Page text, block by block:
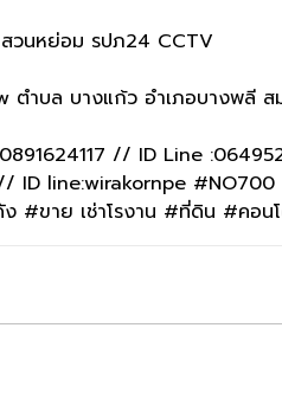
วนหย่อม รปภ24 CCTV
ำบล บางแก้ว อำเภอบางพลี ส
// ID Line
ID line:wirakornpe #NO700
#ขาย เช่าโรงาน #ที่ดิน #คอน